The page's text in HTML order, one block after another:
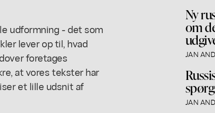
udformning - det som
lever op til, hvad
foretages
at vores tekster har
et lille udsnit af
Ny
om
JAN
JAN